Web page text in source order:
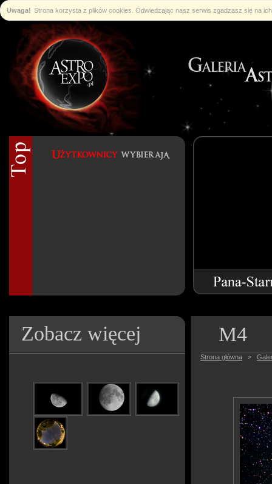
Uwaga! Strona korzysta z plików cookies. Odwiedzając nasz serwis zgadzasz się na
Zobacz więcej M4
Strona główna »